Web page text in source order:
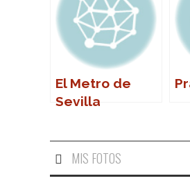
El Metro de
Sevilla
MIS FOTOS